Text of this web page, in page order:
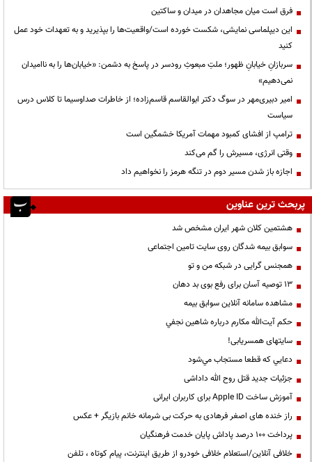
فرق است میان مجاهدان در میدان و ساکتین
این دیپلماسی نمایشی، شکست خورده است/واقعیت‌ها را بپذیرید و به تعهدات خود عمل
کنید
سربازانِ خیابانِ ظهور؛ ملتِ مبعوثِ رودسر در پاسخ به دشمن: «خیابان‌ها را به ناامیدان
نمی‌دهیم»
امیر دبیری‌مهر در سوگ دکتر ابوالقاسم قاسم‌زاده؛ از خاطرات صداوسیما تا کلاس درس
سیاست
ترامپ از افشای کمبود مهمات آمریکا خشمگین است
وقتی انرژی، مسیرش را گم می‌کند
اجازه باز شدن مسیر دوم در تنگه هرمز را نخواهیم داد
پربحث ترین عناوین
هشتمین کلان شهر ایران مشخص شد
سوابق بیمه شدگان روی سایت تامین اجتماعی
همجنس گرایی در شبکه من و تو
13 توصیه آسان برای رفع بوی بد دهان
مشاهده سامانه آنلاين سوابق بیمه
حكم آيت‌الله مكارم درباره شاهين نجفي
سایتهای همسریابی!
دعايي كه قطعا مستجاب مي‌شود
جزئیات جدید قتل روح الله داداشی
آموزش ساخت Apple ID برای کاربران ایرانی
راز خنده های اصغر فرهادی به حرکت بی شرمانه خانم بازیگر + عکس
پرداخت ۱۰۰ درصد پاداش پایان خدمت فرهنگیان
خلافی آنلاین/استعلام خلافی خودرو از طریق اینترنت، پیام کوتاه ، تلفن